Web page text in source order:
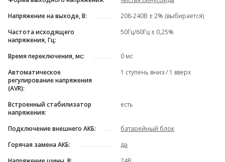
Напряжение на выходе, В:
208-240В ± 2% (выбирается)
Частота исходящего
напряжения, Гц:
50Гц/60Гц ± 0,25%
Время переключения, мс:
0 мс
Автоматическое
регулирование напряжения
(AVR):
1 ступень вниз / 1 вверх
Встроенный стабилизатор
напряжения:
есть
Подключение внешнего АКБ:
батарейный блок
Горячая замена АКБ:
да